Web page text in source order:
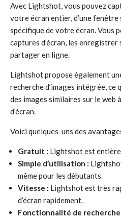
Avec Lightshot, vous pouvez
votre écran entier, d’une fenêtre
spécifique de votre écran. Vous
captures d’écran, les
partager en ligne.
Lightshot propose également
recherche d’images intégrée,
des images similaires sur le
d’écran.
Voici quelques-uns des
Gratuit : Lightshot est
Simple d’utilisation :
même pour les débutants.
Vitesse : Lightshot est très
d’écran rapidement.
Fonctionnalité de recherche